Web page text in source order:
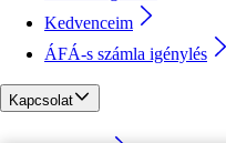
Kedvenceim
ÁFÁ-s számla igénylés
Kapcsolat